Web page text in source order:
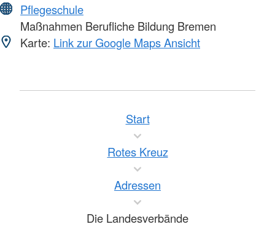
Pflegeschule
Maßnahmen Berufliche Bildung Bremen
Karte: Link zur Google Maps Ansicht
Start
Rotes Kreuz
Adressen
Die Landesverbände